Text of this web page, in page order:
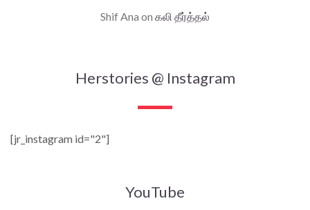
Shif Ana on கலி தீர்த்தல்
Herstories @ Instagram
[jr_instagram id="2"]
YouTube